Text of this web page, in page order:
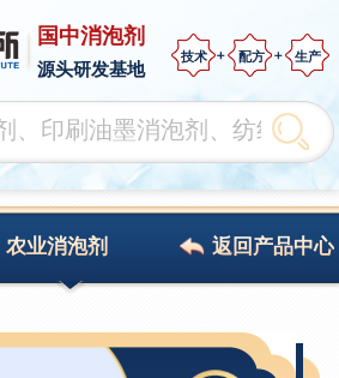
国中消泡剂
源头研发基地
技术 配方 生产
农业消泡剂 返回产品中心